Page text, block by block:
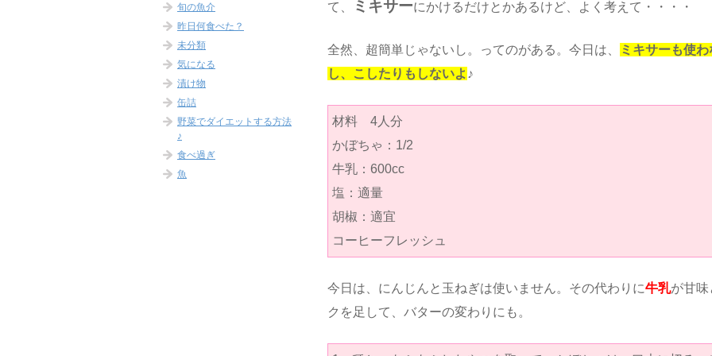
て、
ミキサーにかけるだけとかあるけど、よく考えて・・・・
全然、超簡単じゃないし。ってのがある。今日は、
ミキサーも使わ
し、こしたりもしないよ ♪
材料 4人分
かぼちゃ：1/2
牛乳：600cc
塩：適量
胡椒：適宜
コーヒーフレッシュ
今日は、にんじんと玉ねぎは使いません。その代わりに牛乳が甘味
クを足して、バターの変わりにも。
旬の魚介
昨日何食べた？
未分類
気になる
漬け物
缶詰
野菜でダイエットする方法
♪
食べ過ぎ
魚